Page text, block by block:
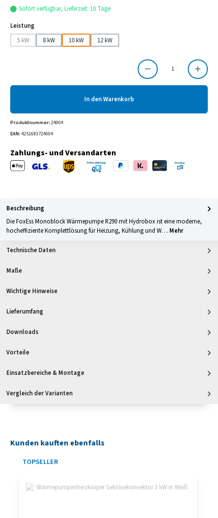
Sofort verfügbar, Lieferzeit: 10 Tage
Leistung
5 kW(Diese Option ist zurzeit nicht verfügbar.)
8 kW 10 kW 12 kW
Produkt Anzahl: Gib den gewünschten Wert ein oder benutze die Schaltflächen um die
In den Warenkorb
Produktnummer: 24004
EAN: 4251683724004
Zahlungs- und Versandarten
Beschreibung
Die FoxEss Monoblock Wärmepumpe R290 mit Hydrobox ist eine moderne,
hocheffiziente Komplettlösung für Heizung, Kühlung und W… Mehr
Technische Daten
Maße
Wichtige Hinweise
Lieferumfang
Downloads
Vorteile
Einsatzbereiche & Montage
Vergleich der Varianten
Kunden kauften ebenfalls
Produktgalerie überspringen
TOPSELLER